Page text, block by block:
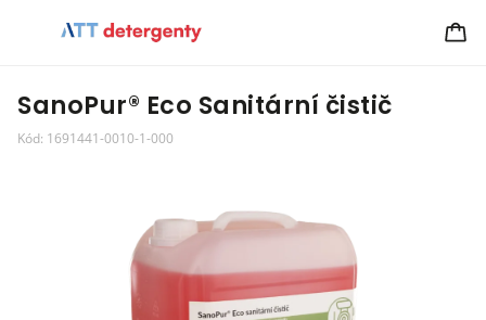
SanoPur® Eco Sanitární čistič
Kód: 1691441-0010-1-000